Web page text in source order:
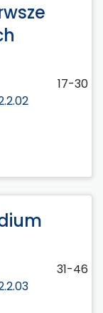
17-30
31-46